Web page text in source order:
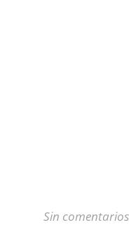
Sin comentarios